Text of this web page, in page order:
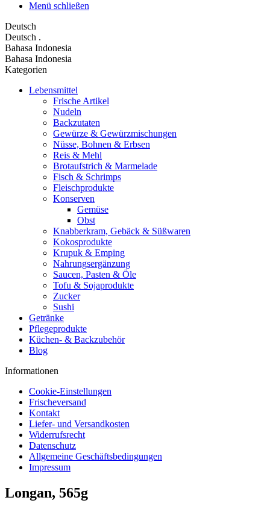
Menü schließen
Deutsch
Deutsch .
Bahasa Indonesia
Bahasa Indonesia
Kategorien
Lebensmittel
Frische Artikel
Nudeln
Backzutaten
Gewürze & Gewürzmischungen
Nüsse, Bohnen & Erbsen
Reis & Mehl
Brotaufstrich & Marmelade
Fisch & Schrimps
Fleischprodukte
Konserven
Gemüse
Obst
Knabberkram, Gebäck & Süßwaren
Kokosprodukte
Krupuk & Emping
Nahrungsergänzung
Saucen, Pasten & Öle
Tofu & Sojaprodukte
Zucker
Sushi
Getränke
Pflegeprodukte
Küchen- & Backzubehör
Blog
Informationen
Cookie-Einstellungen
Frischeversand
Kontakt
Liefer- und Versandkosten
Widerrufsrecht
Datenschutz
Allgemeine Geschäftsbedingungen
Impressum
Longan, 565g